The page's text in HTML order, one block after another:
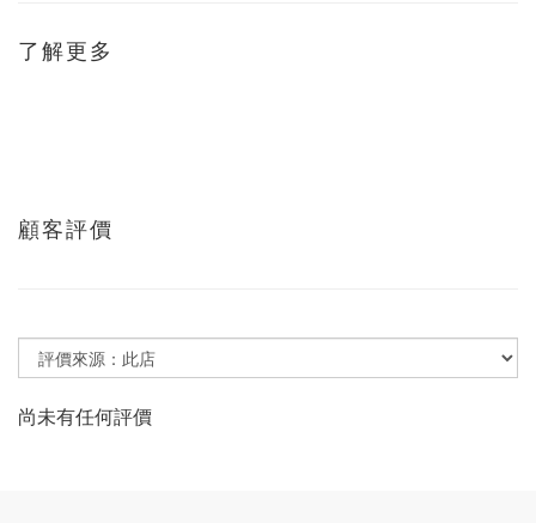
了解更多
顧客評價
尚未有任何評價